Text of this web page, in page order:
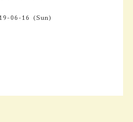
06-16 (Sun)